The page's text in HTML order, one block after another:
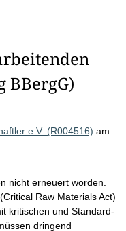
BBergG)
e.V. (R004516) am
nicht erneuert worden.
Raw Materials Act)
kritischen und Standard-
dringend